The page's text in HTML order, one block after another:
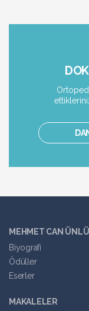
MEHMET CAN ÜNLÜ
Biyografi
Ödüller
Eserler
MAKALELER